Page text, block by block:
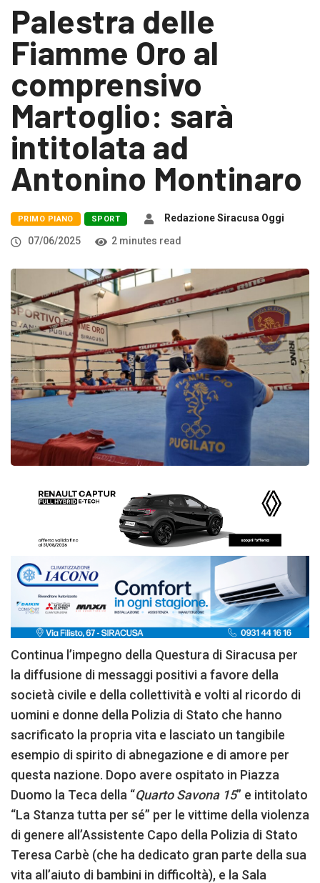
Palestra delle
Fiamme Oro al
comprensivo
Martoglio: sarà
intitolata ad
Antonino Montinaro
PRIMO PIANO SPORT
Redazione Siracusa Oggi
07/06/2025
2 minutes read
Continua l’impegno della Questura di Siracusa per
la diffusione di messaggi positivi a favore della
società civile e della collettività e volti al ricordo di
uomini e donne della Polizia di Stato che hanno
sacrificato la propria vita e lasciato un tangibile
esempio di spirito di abnegazione e di amore per
questa nazione. Dopo avere ospitato in Piazza
Duomo la Teca della “Quarto Savona 15” e intitolato
“La Stanza tutta per sé” per le vittime della violenza
di genere all’Assistente Capo della Polizia di Stato
Teresa Carbè (che ha dedicato gran parte della sua
vita all’aiuto di bambini in difficoltà), e la Sala